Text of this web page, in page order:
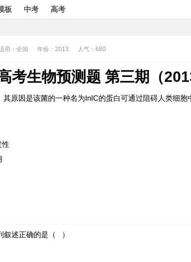
板 中考 高考
用：全国 年份：2013 人气：680
考生物预测题 第三期（
原因是该菌的一种名为InIC的蛋白可通过阻碍人类细
性
叙述正确的是（ ）